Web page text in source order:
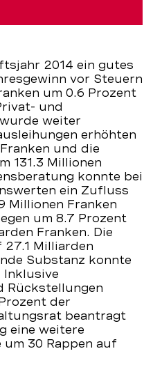
2014 ein gutes
vor Steuern
um 0.6 Prozent
und
weiter
erhöhten
und die
131.3 Millionen
konnte bei
ein Zufluss
Millionen Franken
um 8.7 Prozent
Franken. Die
27.1 Milliarden
Substanz konnte
Rückstellungen
der
beantragt
eine weitere
30 Rappen auf